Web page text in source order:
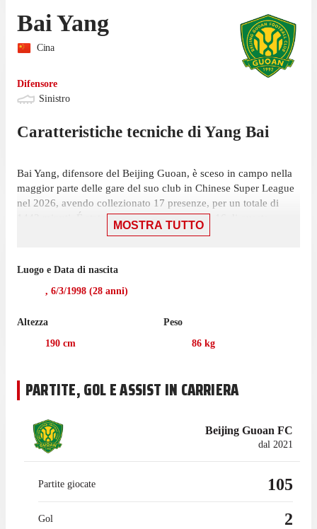
Bai Yang
Cina
Difensore
Sinistro
Caratteristiche tecniche di Yang Bai
Bai Yang, difensore del Beijing Guoan, è sceso in campo nella
maggior parte delle gare del suo club in Chinese Super League
nel 2026, avendo collezionato 17 presenze, per un totale di
1443 minuti. É stato scelto nell'11 iniziale in 16 di queste
presenze, su 20 giornate, ed è entrato a gara in corso 1 volta.
gara in cui ha giocato 78 minuti con la maglia del Beijing
Guoan contro Zhejiang, nella vittoria per 2-1. In questo
La gara casalinga contro Shenzhen Peng City, il 7 agosto, sarà
la prossima gara di Chinese Super League per Beijing Guoan.
League Yang ha collezionato 18 presenze, fornendo 1 assist.
MOSTRA TUTTO
Luogo e Data di nascita
, 6/3/1998 (28 anni)
Altezza
190 cm
Peso
86 kg
PARTITE, GOL E ASSIST IN CARRIERA
Beijing Guoan FC
dal 2021
Partite giocate 105
Gol 2